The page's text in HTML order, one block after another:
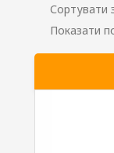
Сортувати
Показати